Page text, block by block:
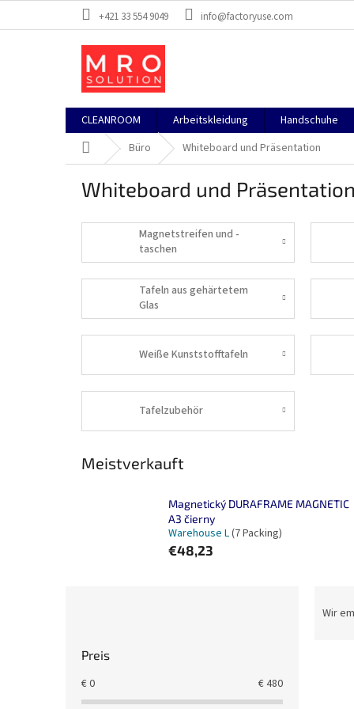
+421 33 554 9049 info@factoryuse.com
CLEANROOM Arbeitskleidung Handschuhe
Startseite
Büro Whiteboard und Präsentation
Whiteboard und Präsentation
Magnetstreifen und -
taschen
Tafeln aus gehärtetem
Glas
Weiße Kunststofftafeln
Tafelzubehör
Meistverkauft
Magnetický DURAFRAME MAGNETIC
A3 čierny
Warehouse L(7 Packing)
€48,23
Preis
€0 €480
Wir